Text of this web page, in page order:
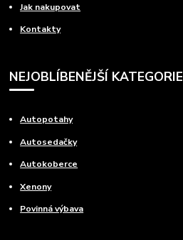
Jak nakupovat
Kontakty
NEJOBLÍBENĚJŠÍ KATEGORIE
Autopotahy
Autosedačky
Autokoberce
Xenony
Povinná výbava